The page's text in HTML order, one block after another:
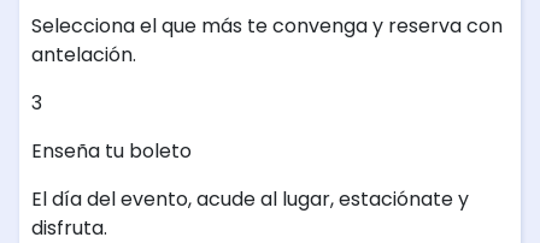
Selecciona el que más te convenga y reserva con
antelación.
3
Enseña tu boleto
El día del evento, acude al lugar, estaciónate y
disfruta.